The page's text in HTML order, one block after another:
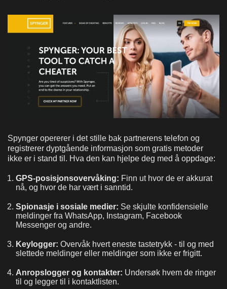
Spynger opererer i det stille bak partnerens telefon og
registrerer dyptgående informasjon som gratis metoder
ikke er i stand til. Hva den kan hjelpe deg med å oppdage:
GPS-posisjonsovervåking: Finn ut hvor de er akkurat
nå, og hvor de har vært i sanntid.
Spionasje i sosiale medier: Se skjulte konfidensielle
meldinger fra WhatsApp, Instagram, Facebook
Messenger og andre.
Keylogger: Overvåk hvert eneste tastetrykk - til og med
slettede meldinger eller meldinger som ikke er frigitt.
Anropslogger og kontakter: Undersøk hvem de ringer
til og legger til i kontaktlisten.